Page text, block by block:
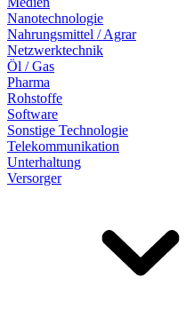
Nanotechnologie
Nahrungsmittel / Agrar
Netzwerktechnik
Öl / Gas
Pharma
Rohstoffe
Software
Sonstige Technologie
Telekommunikation
Unterhaltung
Versorger